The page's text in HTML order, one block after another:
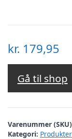
kr. 179,95
Gå til shop
Varenummer
Kategori: Produkter